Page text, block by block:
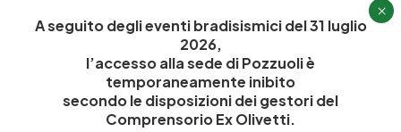
Codice fiscale e Partita Iva07936981211
NA 920756
Codice di iscrizione all’Anagrafe Nazionale delle Ricerche del
000290_EIRI
A seguito degli eventi bradisismici del 31 luglio
2026,
l’accesso alla sede di Pozzuoli è
temporaneamente inibito
secondo le disposizioni dei gestori del
Comprensorio Ex Olivetti.
×